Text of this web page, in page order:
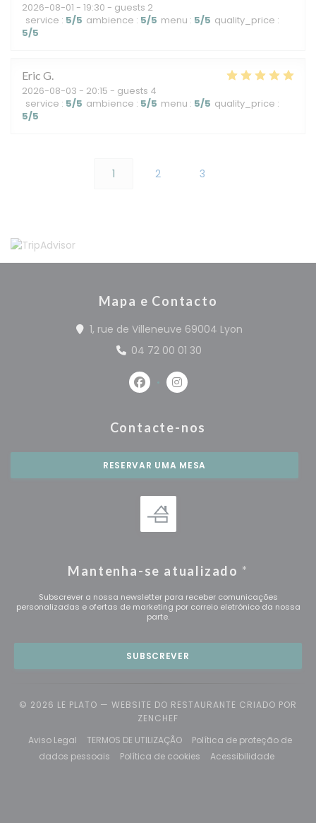
2026-08-01 - 19:30 - guests 2
service : 5/5 ambience : 5/5 menu : 5/5 quality_price :
5/5
Eric G
2026-08-03 - 20:15 - guests 4
service : 5/5 ambience : 5/5 menu : 5/5 quality_price :
5/5
1 2 3
Mapa e Contacto
1, rue de Villeneuve 69004 Lyon
04 72 00 01 30
Facebook ((abre numa nova
Instagram ((abre numa
Contacte-nos
RESERVAR UMA MESA
Mantenha-se atualizado *
Subscrever a nossa newsletter para receber comunicações
personalizadas e ofertas de marketing por correio eletrónico da nossa
parte.
SUBSCREVER
© 2026 LE PLATO — WEBSITE DO RESTAURANTE CRIADO POR
ZENCHEF
Aviso Legal((abre numa nova janela))
TERMOS DE UTILIZAÇÃO((abre numa nova janela))
Política de proteção de
dados pessoais((abre numa nova janela))
Política de cookies((abre numa nova janela))
Acessibilidade((abre